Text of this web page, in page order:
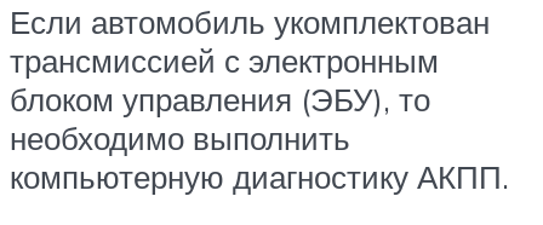
Если автомобиль укомплектован
трансмиссией с электронным
блоком управления (ЭБУ), то
необходимо выполнить
компьютерную диагностику АКПП.